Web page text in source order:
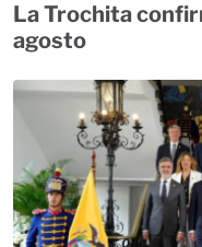
La Trochita
agosto